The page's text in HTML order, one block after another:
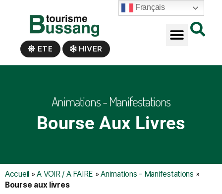
ETE HIVER
Animations - Manifestations
Bourse Aux Livres
Accueil »A VOIR / A FAIRE »Animations - Manifestations »
Bourse aux livres
Français
Panneau de gestion des cookies